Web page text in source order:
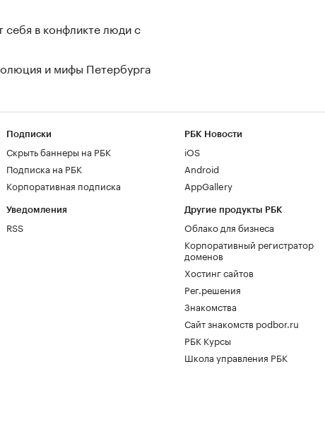
себя в конфликте люди с
и мифы Петербурга
Подписки
Скрыть баннеры на РБК
Подписка на РБК
Корпоративная подписка
Уведомления
RSS
РБК Новости
iOS
Android
AppGallery
Другие продукты РБК
Облако для бизнеса
Корпоративный регистратор
доменов
Хостинг сайтов
Рег.решения
Знакомства
Сайт знакомств podbor.ru
РБК Курсы
Школа управления РБК